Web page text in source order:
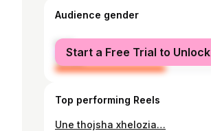
Audience gender
male
female
Start a Free Trial to Unlock
Top performing Reels
Une thojsha xhelozia…